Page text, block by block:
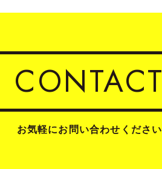
CONTACT
お気軽にお問い合わせください